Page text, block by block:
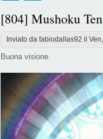
[804] Mushoku
Inviato da fabiodallas92 il
Buona visione.